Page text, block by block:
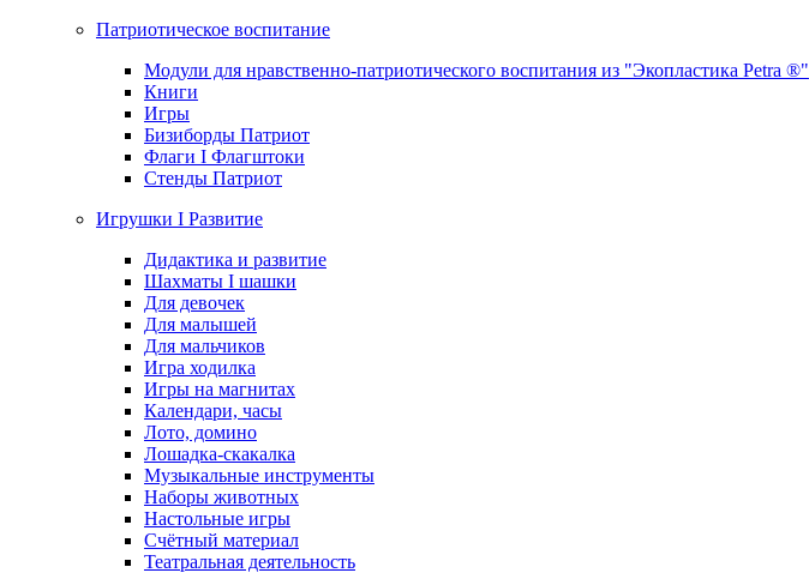
Патриотическое воспитание
Модули для нравственно-патриотического воспитания из "Экопластика Petra ®"
Книги
Игры
Бизиборды Патриот
Флаги I Флагштоки
Стенды Патриот
Игрушки I Развитие
Дидактика и развитие
Шахматы I шашки
Для девочек
Для малышей
Для мальчиков
Игра ходилка
Игры на магнитах
Календари, часы
Лото, домино
Лошадка-скакалка
Музыкальные инструменты
Наборы животных
Настольные игры
Счётный материал
Театральная деятельность